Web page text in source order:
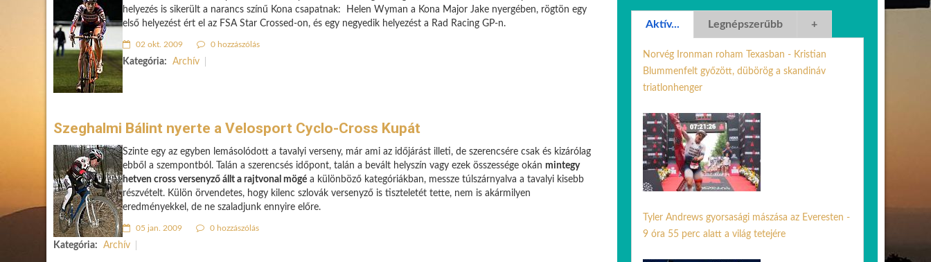
helyezés is sikerült a narancs színű Kona csapatnak: Helen Wyman a Kona Major Jake nyergében, rögtön egy
első helyezést ért el az FSA Star Crossed-on, és egy negyedik helyezést a Rad Racing GP-n.
02 okt. 2009 0 hozzászólás
Kategória: Archív
Szeghalmi Bálint nyerte a Velosport Cyclo-Cross Kupát
Szinte egy az egyben lemásolódott a tavalyi verseny, már ami az időjárást illeti, de szerencsére csak és kizárólag
ebből a szempontból. Talán a szerencsés időpont, talán a bevált helyszín vagy ezek összessége okán mintegy
hetven cross versenyző állt a rajtvonal mögé a különböző kategóriákban, messze túlszárnyalva a tavalyi kisebb
részvételt. Külön örvendetes, hogy kilenc szlovák versenyző is tiszteletét tette, nem is akármilyen
eredményekkel, de ne szaladjunk ennyire előre.
05 jan. 2009 0 hozzászólás
Kategória: Archív
Aktív... Legnépszerűbb +
Norvég Ironman roham Texasban - Kristian
Blummenfelt győzött, dübörög a skandináv
triatlonhenger
Tyler Andrews gyorsasági mászása az Everesten -
9 óra 55 perc alatt a világ tetejére